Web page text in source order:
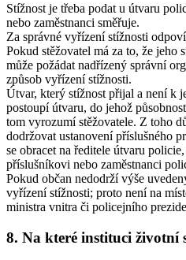
Stížnost je třeba podat u útvaru
nebo zaměstnanci směřuje.
Za správné vyřízení stížnosti
Pokud stěžovatel má za to, že jeho
může požádat nadřízený správní
způsob vyřízení stížnosti.
Útvar, který stížnost přijal a není k
postoupí útvaru, do jehož
tom vyrozumí stěžovatele. Z toho
dodržovat ustanovení příslušného
se obracet na ředitele útvaru
příslušníkovi nebo zaměstnanci
Pokud občan nedodrží výše
vyřízení stížnosti; proto není na
ministra vnitra či policejního
8. Na které instituci životní